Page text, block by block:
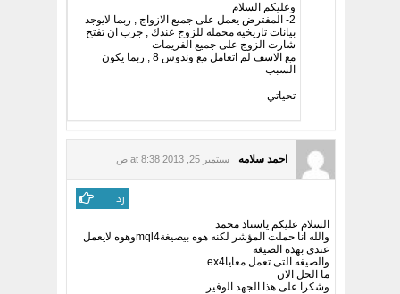
وعليكم السلام
2- المفترض يعمل على جميع الازواج , ربما لايوجد
بيانات تاريخيه محمله للزوج عندك , جرب ان تفتح
شارت الزوج على جميع الفريمات
مع الاسف لم اتعامل مع وندوس 8 , ربما يكون
السبب
تحياتي
احمد سلامه سبتمبر 25, 2013 at 8:38 ص
رد
السلام عليكم ياستاذ محمد
والله انا حملت المؤشر لكنه هوه بيصيغةmql4وهوه لايعمل
عندى بهذه الصيغه
والصيغه التى تعمل معاياex4
ما الحل الان
وشكرا على هذا الجهد الوفير